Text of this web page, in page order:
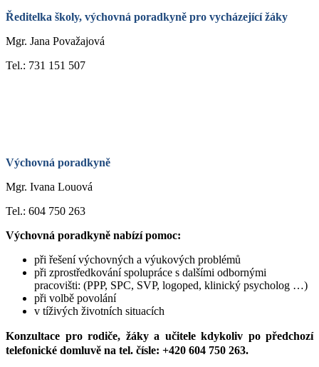
Ředitelka školy, výchovná poradkyně pro vycházející žáky
Mgr. Jana Považajová
Tel.: 731 151 507
Výchovná poradkyně
Mgr. Ivana Louová
Tel.: 604 750 263
Výchovná poradkyně nabízí pomoc:
při řešení výchovných a výukových problémů
při zprostředkování spolupráce s dalšími odbornými
pracovišti: (PPP, SPC, SVP, logoped, klinický psycholog …)
při volbě povolání
v tíživých životních situacích
Konzultace pro rodiče, žáky a učitele kdykoliv po předchozí
telefonické domluvě na tel. čísle: +420 604 750 263.